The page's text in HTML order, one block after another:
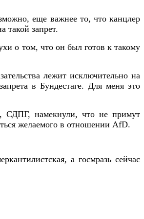
еще важнее то, что канцлер
такой запрет.
о том, что он был готов к такому
лежит исключительно на
в Бундестаге. Для меня это
СДПГ, намекнули, что не примут
желаемого в отношении AfD.
а госмразь сейчас